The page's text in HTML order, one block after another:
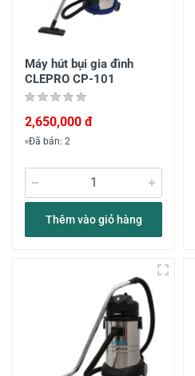
Máy hút bụi gia đình
CLEPRO CP-101
2,650,000 đ
Đã bán: 2
Thêm vào giỏ hàng